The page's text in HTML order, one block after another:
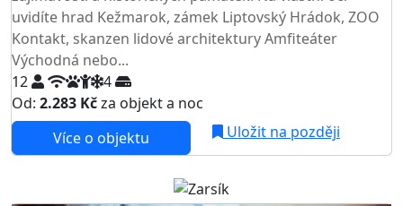
uvidíte hrad Kežmarok, zámek Liptovský Hrádok, ZOO
Kontakt, skanzen lidové architektury Amfiteáter
Východná nebo...
12
4
Od: 2.283 Kčza objekt a noc
Více o objektu
Uložit na později